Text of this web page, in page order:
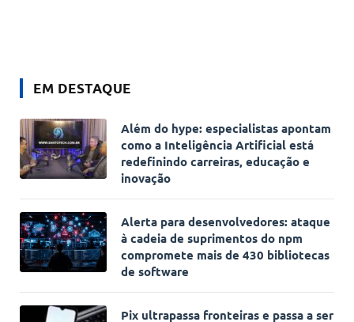
EM DESTAQUE
Além do hype: especialistas apontam
como a Inteligência Artificial está
redefinindo carreiras, educação e
inovação
Alerta para desenvolvedores: ataque
à cadeia de suprimentos do npm
compromete mais de 430 bibliotecas
de software
Pix ultrapassa fronteiras e passa a ser